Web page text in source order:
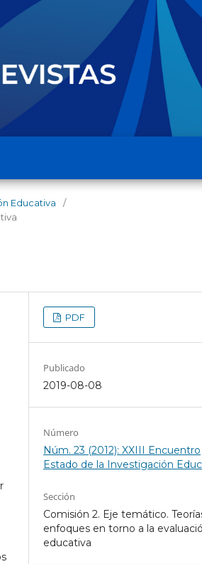
Educativa
/
PDF
Publicado
2019-08-08
Número
Núm. 23 (2012): XXIII Encuentro
Estado de la Investigación
Sección
Comisión 2. Eje temático.
enfoques en torno a la
educativa